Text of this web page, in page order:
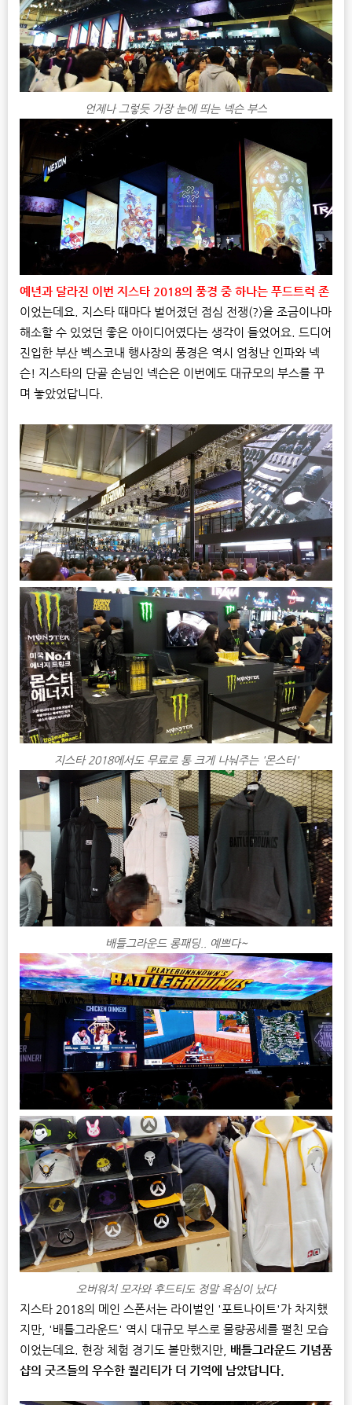
언제나 그렇듯 가장 눈에 띄는 넥슨 부스
예년과 달라진 이번 지스타 2018의 풍경 중 하나는 푸드트럭 존
이었는데요. 지스타 때마다 벌어졌던 점심 전쟁(?)을 조금이나마
해소할 수 있었던 좋은 아이디어였다는 생각이 들었어요. 드디어
진입한 부산 벡스코내 행사장의 풍경은 역시 엄청난 인파와 넥
슨! 지스타의 단골 손님인 넥슨은 이번에도 대규모의 부스를 꾸
며 놓았었답니다.
지스타 2018에서도 무료로 통 크게 나눠주는 '몬스터'
배틀그라운드 롱패딩.. 예쁘다~
오버워치 모자와 후드티도 정말 욕심이 났다
지스타 2018의 메인 스폰서는 라이벌인 '포트나이트'가 차지했
지만, '배틀그라운드' 역시 대규모 부스로 물량공세를 펼친 모습
이었는데요. 현장 체험 경기도 볼만했지만, 배틀그라운드 기념품
샵의 굿즈들의 우수한 퀄리티가 더 기억에 남았답니다.